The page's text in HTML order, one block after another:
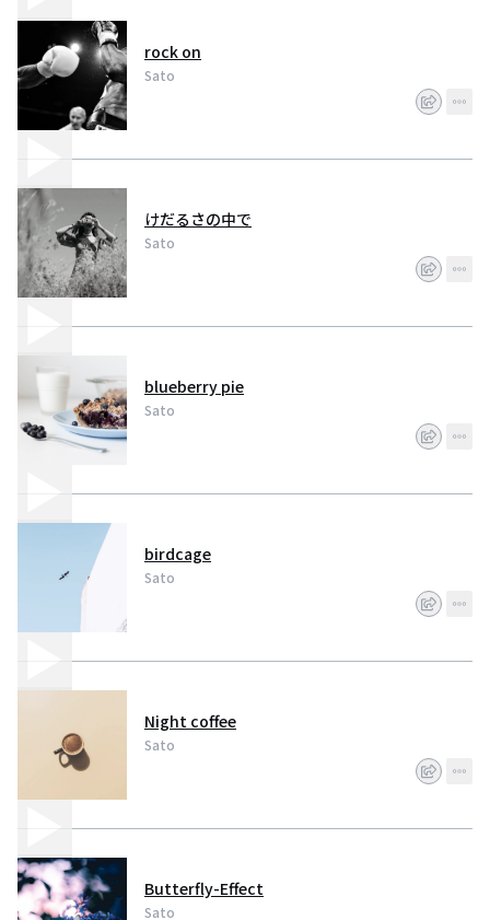
rock on
Sato
けだるさの中で
Sato
blueberry pie
Sato
birdcage
Sato
Night coffee
Sato
Butterfly-Effect
Sato